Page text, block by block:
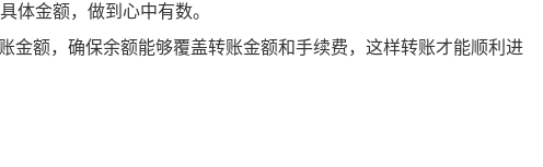
体金额，做到心中有数。
金额，确保余额能够覆盖转账金额和手续费，这样转账才能顺利进